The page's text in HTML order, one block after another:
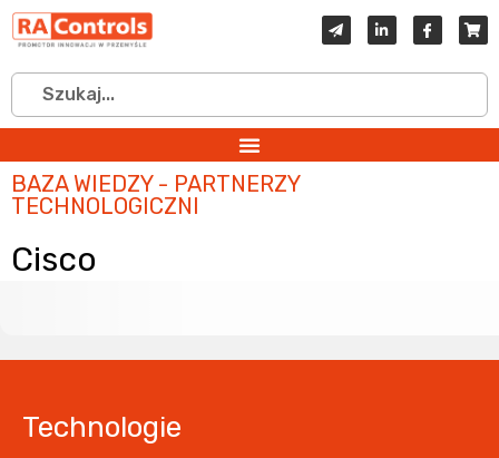
BAZA WIEDZY - PARTNERZY
TECHNOLOGICZNI
Cisco
Technologie